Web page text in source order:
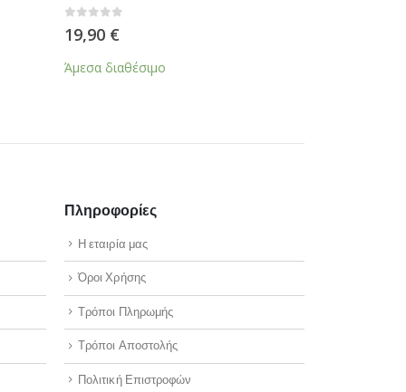
Πληροφορίες
Η εταιρία μας
Όροι Χρήσης
Τρόποι Πληρωμής
Τρόποι Αποστολής
Πολιτική Επιστροφών